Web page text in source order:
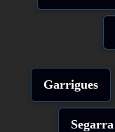
Garrigues
Segarra